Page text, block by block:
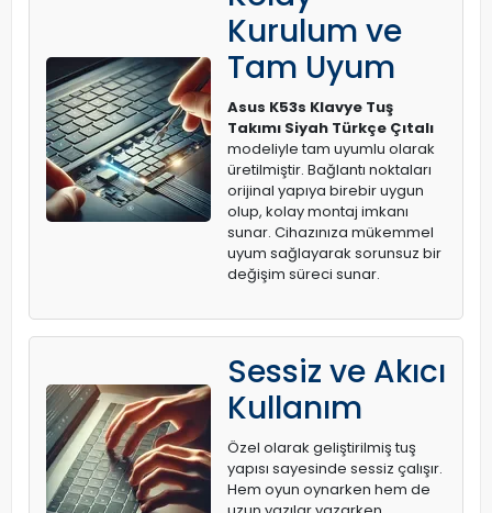
Kurulum ve
Tam Uyum
Asus K53s Klavye Tuş
Takımı Siyah Türkçe Çıtalı
modeliyle tam uyumlu olarak
üretilmiştir. Bağlantı noktaları
orijinal yapıya birebir uygun
olup, kolay montaj imkanı
sunar. Cihazınıza mükemmel
uyum sağlayarak sorunsuz bir
değişim süreci sunar.
Sessiz ve Akıcı
Kullanım
Özel olarak geliştirilmiş tuş
yapısı sayesinde sessiz çalışır.
Hem oyun oynarken hem de